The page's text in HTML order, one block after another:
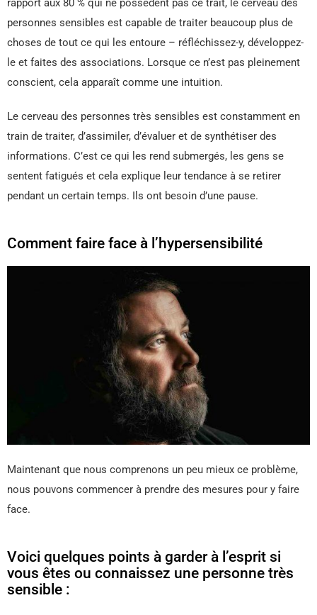
rapport aux 80 % qui ne possèdent pas ce trait, le cerveau des
personnes sensibles est capable de traiter beaucoup plus de
choses de tout ce qui les entoure – réfléchissez-y, développez-
le et faites des associations. Lorsque ce n’est pas pleinement
conscient, cela apparaît comme une intuition.
Le cerveau des personnes très sensibles est constamment en
train de traiter, d’assimiler, d’évaluer et de synthétiser des
informations. C’est ce qui les rend submergés, les gens se
sentent fatigués et cela explique leur tendance à se retirer
pendant un certain temps. Ils ont besoin d’une pause.
Comment faire face à l’hypersensibilité
Maintenant que nous comprenons un peu mieux ce problème,
nous pouvons commencer à prendre des mesures pour y faire
face.
Voici quelques points à garder à l’esprit si
vous êtes ou connaissez une personne très
sensible :